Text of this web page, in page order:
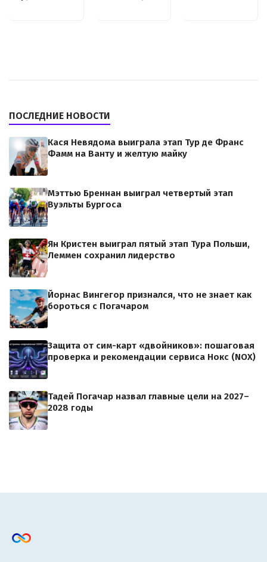
ПОСЛЕДНИЕ НОВОСТИ
Кася Невядома выиграла этап Тур де Франс
Фамм на Ванту и желтую майку
Мэттью Бреннан выиграл четвертый этап
Вуэльты Бургоса
Ян Кристен выиграл пятый этап Тура Польши,
Леммен сохранил лидерство
Йорнас Вингегор признался, что не знает как
бороться с Погачаром
Защита от сим-карт «двойников»: пошаговая
проверка и рекомендации сервиса Нокс (NOX)
Тадей Погачар назвал главные цели на 2027–
2028 годы